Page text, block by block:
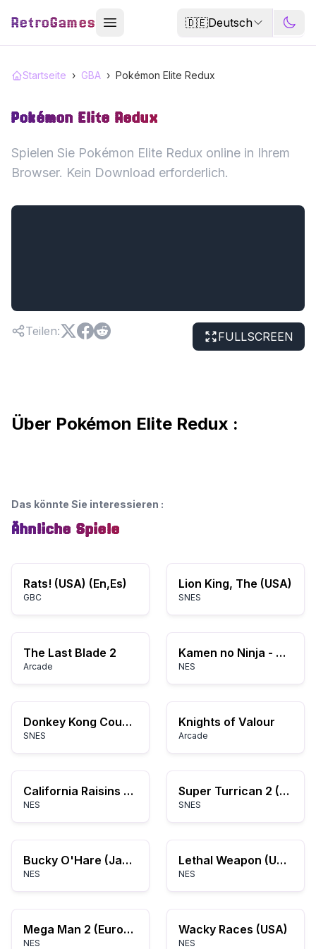
RetroGames 🇩🇪Deutsch
Startseite › GBA › Pokémon Elite Redux
Pokémon Elite Redux
Spielen Sie Pokémon Elite Redux online in Ihrem
Browser. Kein Download erforderlich.
Teilen: FULLSCREEN
Über Pokémon Elite Redux :
Das könnte Sie interessieren :
Ähnliche Spiele
Rats! (USA) (En,Es)
GBC
Lion King, The (USA)
SNES
The Last Blade 2
Arcade
Kamen no Ninja - Hanamaru (Japan)
NES
Donkey Kong Country 2 - Diddy's Kong Quest (Germany) (En,De)
SNES
Knights of Valour
Arcade
California Raisins - The Grape Escape (USA) (Proto2)
NES
Super Turrican 2 (USA) (Beta2)
SNES
Bucky O'Hare (Japan)
NES
Lethal Weapon (USA)
NES
Mega Man 2 (Europe)
NES
Wacky Races (USA)
NES